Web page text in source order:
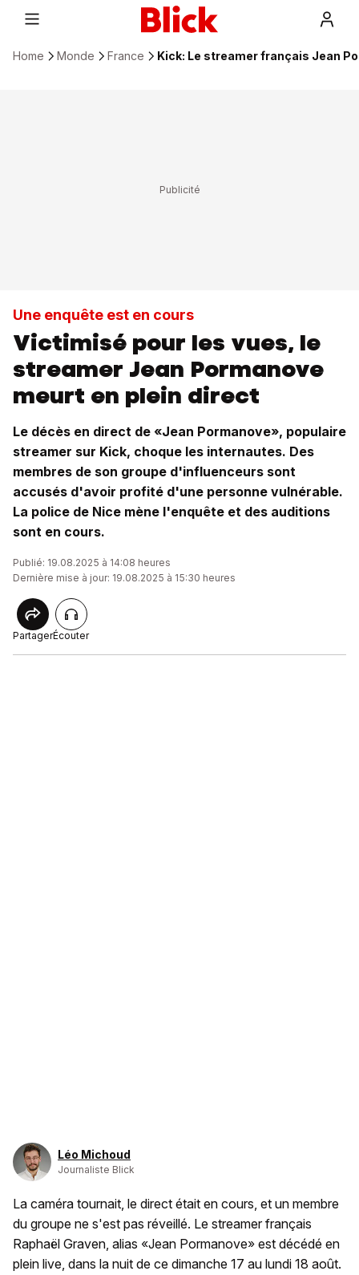
Home Monde France Kick: Le streamer français Jean
Une enquête est en cours
Victimisé pour les vues, le
streamer Jean Pormanove
meurt en plein direct
Le décès en direct de «Jean Pormanove», populaire
streamer sur Kick, choque les internautes. Des
membres de son groupe d'influenceurs sont
accusés d'avoir profité d'une personne vulnérable.
La police de Nice mène l'enquête et des auditions
sont en cours.
Publié: 19.08.2025 à 14:08 heures
Dernière mise à jour: 19.08.2025 à 15:30 heures
PartagerÉcouter
Léo Michoud
Journaliste Blick
La caméra tournait, le direct était en cours, et un membre
du groupe ne s'est pas réveillé. Le streamer français
Raphaël Graven, alias «Jean Pormanove» est décédé en
plein live, dans la nuit de ce dimanche 17 au lundi 18 août.